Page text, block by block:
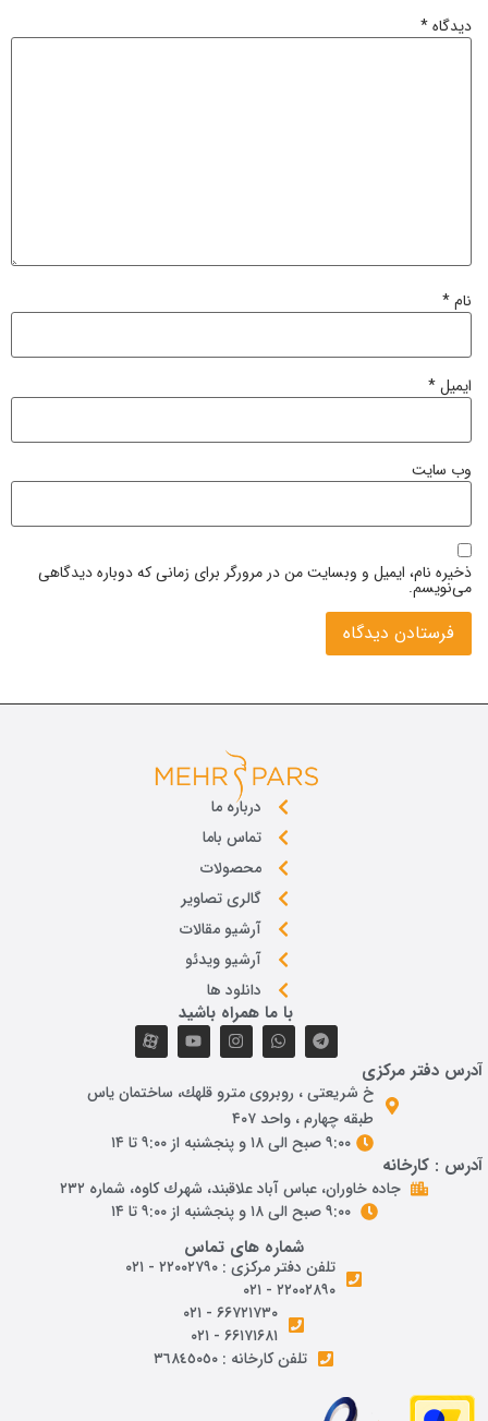
دیدگاه*
نام*
ایمیل*
وب‌ سایت
ذخیره نام، ایمیل و وبسایت من در مرورگر برای زمانی که دوباره دیدگاهی
می‌نویسم.
درباره ما
تماس باما
محصولات
گالری تصاویر
آرشیو مقالات
آرشیو ویدئو
دانلود ها
با ما همراه باشید
آدرس دفتر مرکزی
خ شريعتی ، روبروی مترو قلهك، ساختمان ياس
طبقه چهارم ، واحد ۴۰۷
۹:۰۰ صبح الی ۱۸ و پنجشنبه از ۹:۰۰ تا ۱۴
آدرس : کارخانه
جاده خاوران، عباس آباد علاقبند، شهرك كاوه، شماره ٢٣٢
۹:۰۰ صبح الی ۱۸ و پنجشنبه از ۹:۰۰ تا ۱۴
شماره های تماس
تلفن دفتر مرکزی : ۲۲۰۰۲۷۹۰ - ۰۲۱
۲۲۰۰۲۸۹۰ - ۰۲۱
۶۶۷۲۱۷۳۰ - ۰۲۱
۶۶۱۷۱۶۸۱ - ۰۲۱
تلفن کارخانه : ٣٦٨٤٥٠٥٠